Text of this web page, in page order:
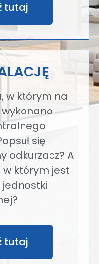
tutaj
w którym na
się
odkurzacz? A
w którym jest
tutaj